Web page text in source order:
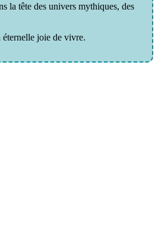
la tête des univers mythiques, des
éternelle joie de vivre.